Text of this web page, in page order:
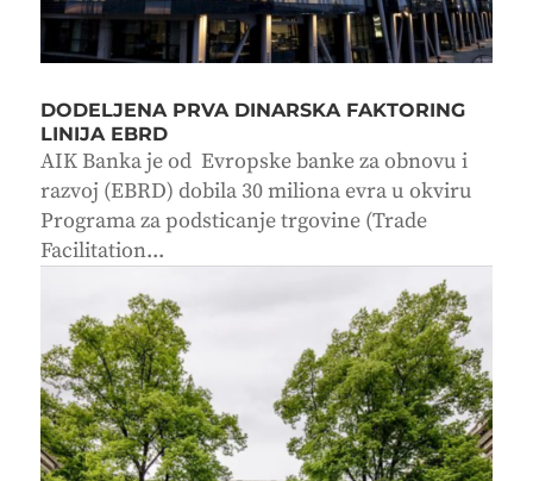
DODELJENA PRVA DINARSKA FAKTORING
LINIJA EBRD
AIK Banka je od Evropske banke za obnovu i
razvoj (EBRD) dobila 30 miliona evra u okviru
Programa za podsticanje trgovine (Trade
Facilitation...